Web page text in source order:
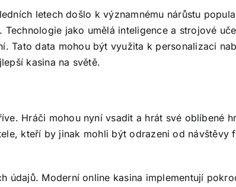
letech došlo k významnému nárůstu
jako umělá inteligence a strojové
Tato data mohou být využita k personalizaci
kasina na světě.
Hráči mohou nyní vsadit a hrát své oblíbené
kteří by jinak mohli být odrazeni od návštěvy
údajů. Moderní online kasina implementují